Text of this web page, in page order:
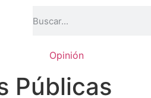
Opinión
Públicas